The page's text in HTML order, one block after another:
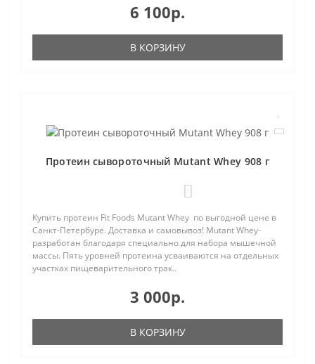
6 100р.
В КОРЗИНУ
Протеин сывороточный Mutant Whey 908 г
Купить протеин Fit Foods Mutant Whey по выгодной цене в
Санкт-Петербуре. Доставка и самовывоз! Mutant Whey-
разработан благодаря специально для набора мышечной
массы. Пять уровней протеина усваиваются на отдельных
участках пищеварительного трак..
3 000р.
В КОРЗИНУ